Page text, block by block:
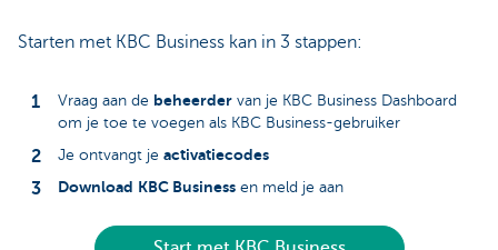
Starten met KBC Business kan in 3 stappen:
Vraag aan de beheerder van je KBC Business Dashboard
om je toe te voegen als KBC Business-gebruiker
Je ontvangt je activatiecodes
Download KBC Business en meld je aan